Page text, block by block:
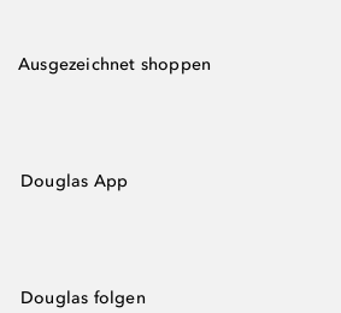
Ausgezeichnet shoppen
Douglas App
Douglas folgen